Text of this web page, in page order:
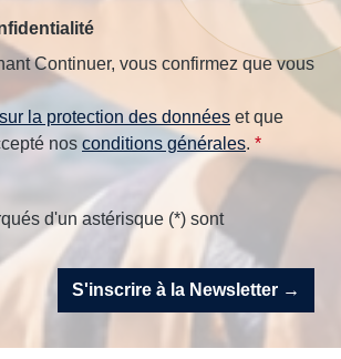
Continuer, vous confirmez que vous
la protection des données et que
nos conditions générales. *
d'un astérisque (*) sont
S'inscrire à la Newsletter →